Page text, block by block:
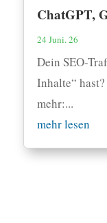
ChatGPT,
24 Juni. 26
Dein SEO-
Inhalte“
mehr:...
mehr lesen